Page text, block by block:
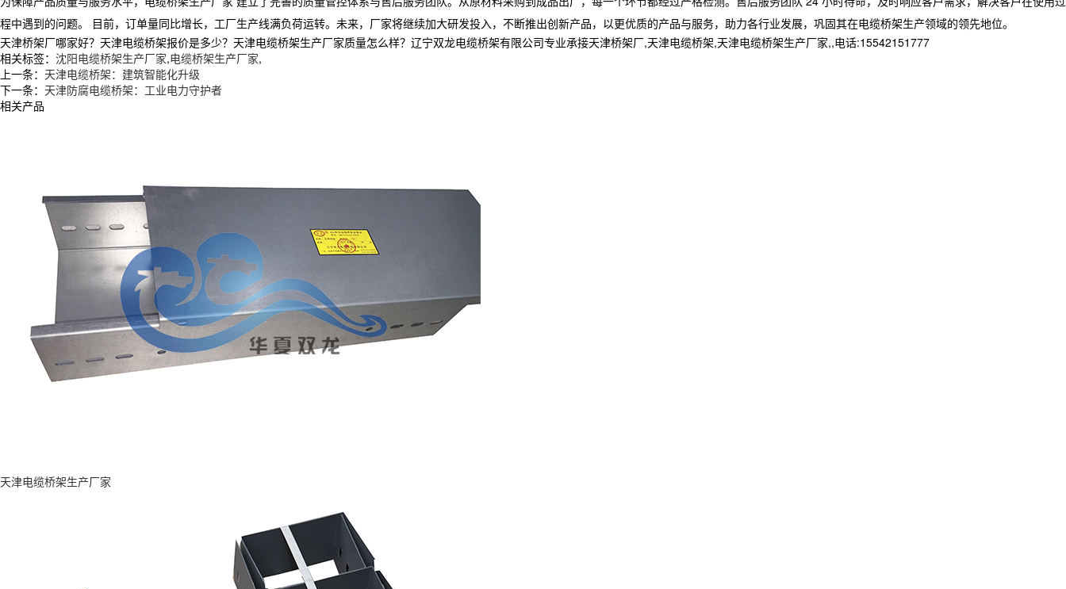
程中遇到的问题。 目前，订单量同比增长，工厂生产线满负荷运转。未来，厂家将继续加大研发投入，不断推出创新产品，以更优质的产品与服务，助力各行业发展，巩固其在电缆桥架生产领域的领先地位。
天津桥架厂哪家好？天津电缆桥架报价是多少？天津电缆桥架生产厂家质量怎么样？辽宁双龙电缆桥架有限公司专业承接天津桥架厂,天津电缆桥架,天津电缆桥架生产厂家,,电话:15542151777
相关标签： 沈阳电缆桥架生产厂家,电缆桥架生产厂家,
上一条： 天津电缆桥架：建筑智能化升级​
下一条： 天津防腐电缆桥架：工业电力守护者
相关产品
天津电缆桥架生产厂家